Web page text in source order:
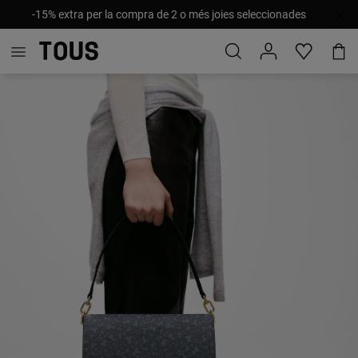
-15% extra per la compra de 2 o més joies seleccionades